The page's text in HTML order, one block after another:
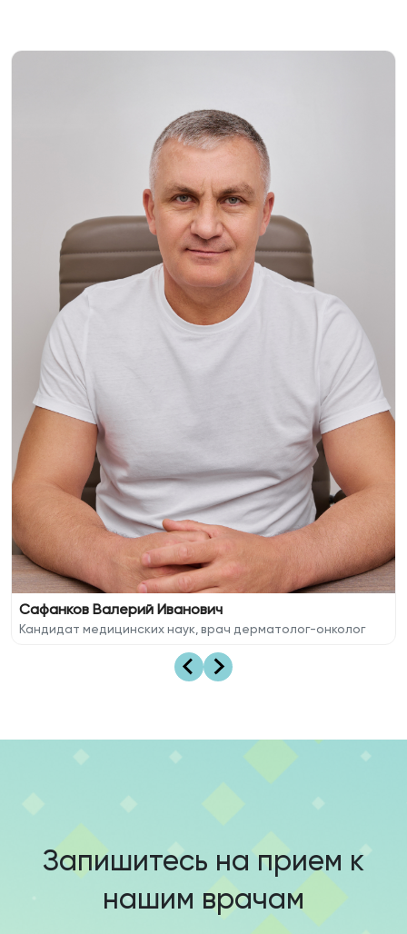
Сафанков Валерий Иванович
Кандидат медицинских наук, врач дерматолог-онколог
Запишитесь на прием к
нашим врачам